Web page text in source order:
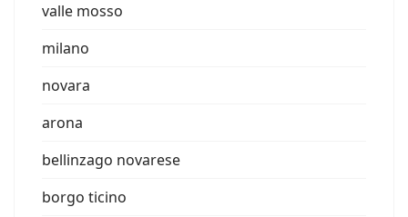
valle mosso
milano
novara
arona
bellinzago novarese
borgo ticino